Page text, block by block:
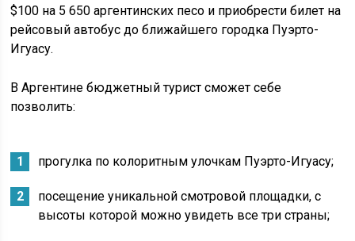
$100 на 5 650 аргентинских песо и приобрести билет на
рейсовый автобус до ближайшего городка Пуэрто-
Игуасу.
В Аргентине бюджетный турист сможет себе
позволить:
прогулка по колоритным улочкам Пуэрто-Игуасу;
посещение уникальной смотровой площадки, с
высоты которой можно увидеть все три страны;